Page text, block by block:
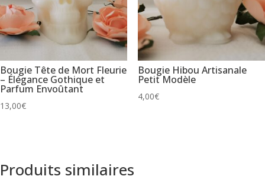
Bougie Tête de Mort Fleurie
– Élégance Gothique et
Parfum Envoûtant
13,00€
Bougie Hibou Artisanale
Petit Modèle
4,00€
Produits similaires